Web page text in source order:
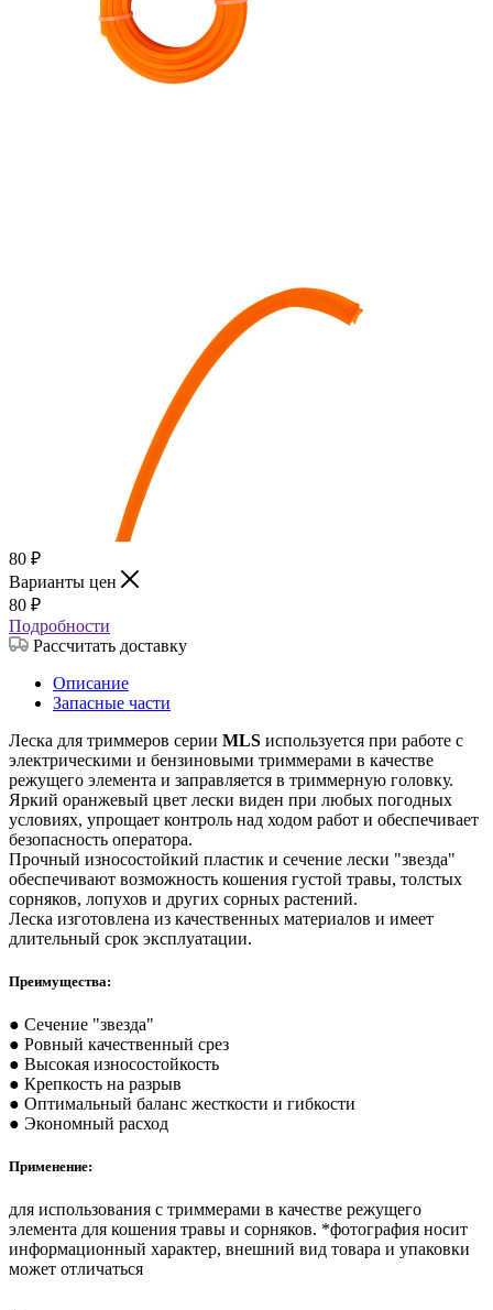
80 ₽
Варианты цен
80 ₽
Подробности
Рассчитать доставку
Описание
Запасные части
Леска для триммеров серии MLS используется при работе с
электрическими и бензиновыми триммерами в качестве
режущего элемента и заправляется в триммерную головку.
Яркий оранжевый цвет лески виден при любых погодных
условиях, упрощает контроль над ходом работ и обеспечивает
безопасность оператора.
Прочный износостойкий пластик и сечение лески "звезда"
обеспечивают возможность кошения густой травы, толстых
сорняков, лопухов и других сорных растений.
Леска изготовлена из качественных материалов и имеет
длительный срок эксплуатации.
Преимущества:
● Сечение "звезда"
● Ровный качественный срез
● Высокая износостойкость
● Крепкость на разрыв
● Оптимальный баланс жесткости и гибкости
● Экономный расход
Применение:
для использования с триммерами в качестве режущего
элемента для кошения травы и сорняков. *фотография носит
информационный характер, внешний вид товара и упаковки
может отличаться